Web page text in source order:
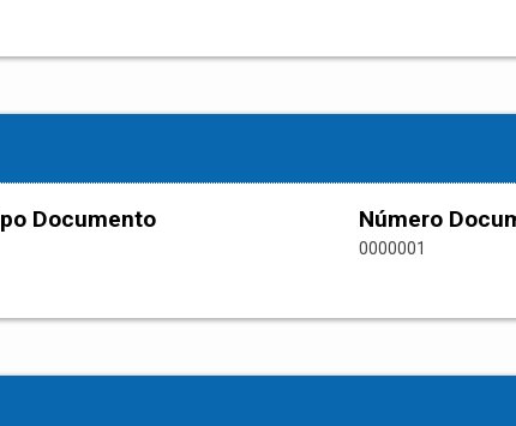
Documento Número
0000001